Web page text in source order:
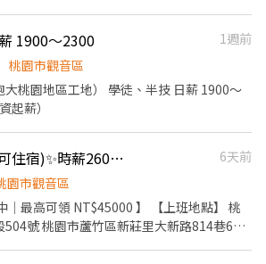
私訊>>職缺截圖+姓名+電話>>火速安排處
試~
地點:大園 楊梅 觀音 ⭐️交通車地點:全台灣!!!!
#提供住宿 #高額週領一萬 #現
日領現金 #立即上工
加上我的官方：tseng0411 電
1900～2300
1週前
桃園市觀音區
） 學徒、半技 日薪 1900～
起薪）
✨觀音高薪技術員(可住宿)✨時薪260到300✨加班高達90K✨轉正福利多
6天前
園市觀音區
領 NT$45000 】 【上班地點】 桃
號 桃園市蘆竹區新莊里大新路814巷66